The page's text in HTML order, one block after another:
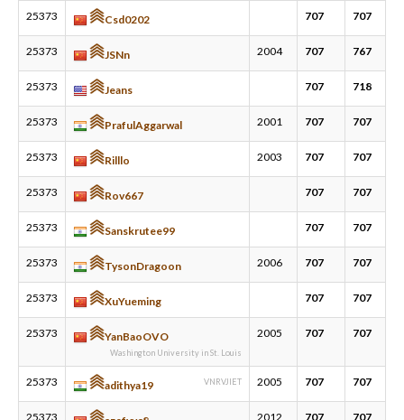
25373 Csd0202 707 707
25373 JSNn 2004 707 767
25373 Jeans 707 718
25373 PrafulAggarwal 2001 707 707
25373 Rilllo 2003 707 707
25373 Rov667 707 707
25373 Sanskrutee99 707 707
25373 TysonDragoon 2006 707 707
25373 XuYueming 707 707
25373 YanBaoOVO
Washington University in St. Louis
2005 707 707
25373 adithya19 VNRVJIET 2005 707 707
25373 2012 707 707